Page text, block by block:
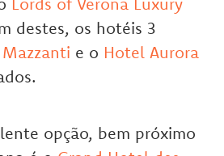
destes, os hotéis 3
e o Hotel Aurora
opção, bem próximo